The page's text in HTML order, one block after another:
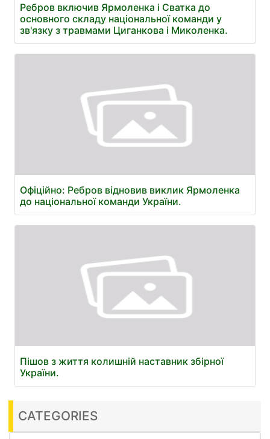
Ребров включив Ярмоленка і Сватка до
основного складу національної команди у
зв'язку з травмами Циганкова і Миколенка.
Офіційно: Ребров відновив виклик Ярмоленка
до національної команди України.
Пішов з життя колишній наставник збірної
України.
CATEGORIES